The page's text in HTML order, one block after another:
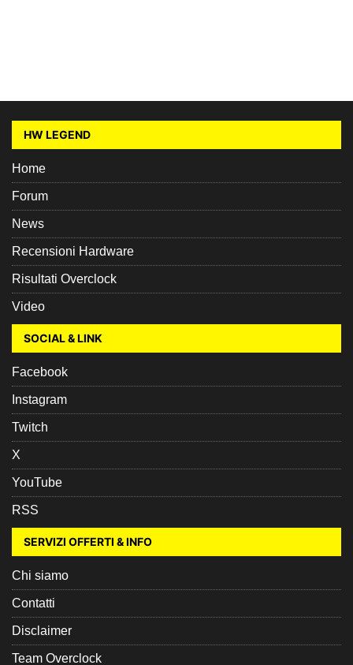
HW LEGEND
Home
Forum
News
Recensioni Hardware
Risultati Overclock
Video
SOCIAL & LINK
Facebook
Instagram
Twitch
X
YouTube
RSS
SERVIZI OFFERTI & INFO
Chi siamo
Contatti
Disclaimer
Team Overclock